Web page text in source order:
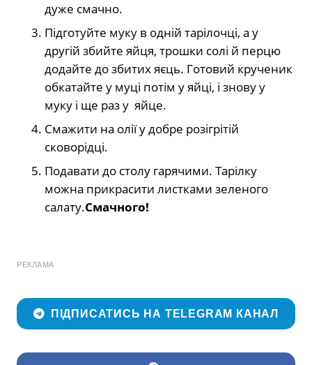
дуже смачно.
Підготуйте муку в одній тарілочці, а у
другій збийте яйця, трошки солі й перцю
додайте до збитих яєць. Готовий крученик
обкатайте у муці потім у яйці, і знову у
муку і ще раз у яйце.
Смажити на олії у добре розігрітій
сковорідці.
Подавати до столу гарячими. Тарілку
можна прикрасити листками зеленого
салату.Смачного!
РЕКЛАМА
ПІДПИСАТИСЬ НА TELEGRAM КАНАЛ